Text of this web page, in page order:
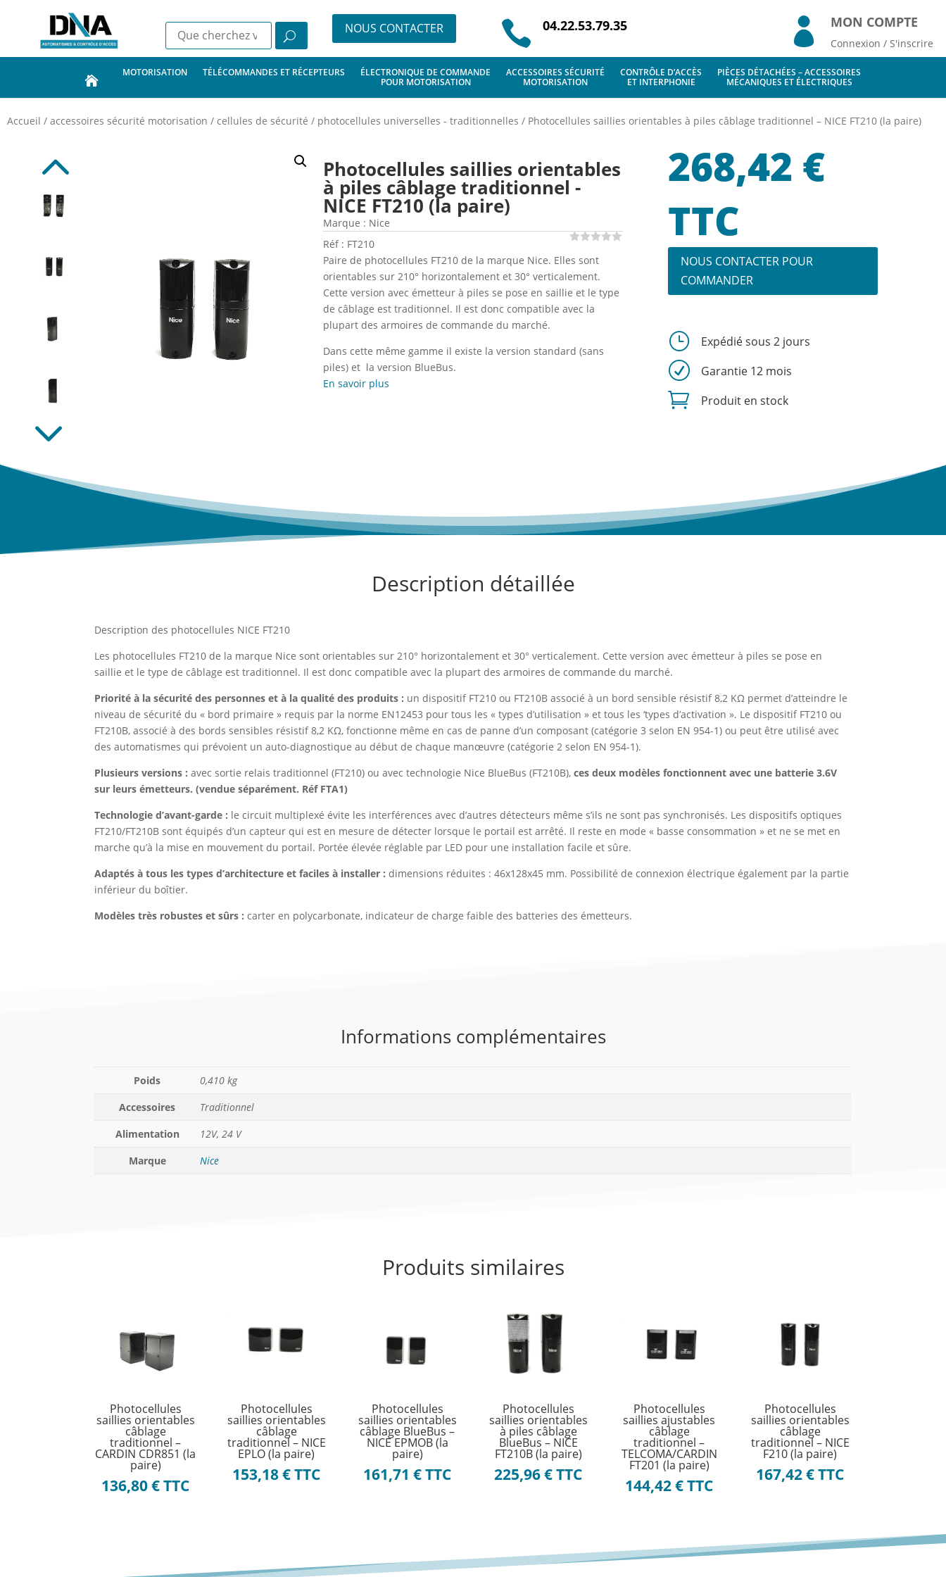
NOUS CONTACTER  04.22.53.79.35  MON COMPTE
Connexion / S'inscrire
MOTORISATION TÉLÉCOMMANDES ET RÉCEPTEURS
ÉLECTRONIQUE DE COMMANDE
POUR MOTORISATION
ACCESSOIRES SÉCURITÉ
MOTORISATION
CONTRÔLE D’ACCÈS
ET INTERPHONIE
PIÈCES DÉTACHÉES – ACCESSOIRES
MÉCANIQUES ET ÉLECTRIQUES
Accueil / accessoires sécurité motorisation / cellules de sécurité / photocellules universelles - traditionnelles / Photocellules saillies orientables à piles câblage traditionnel – NICE FT210 (la paire)
Photocellules saillies orientables
à piles câblage traditionnel -
NICE FT210 (la paire)
Marque : Nice
Réf : FT210
Paire de photocellules FT210 de la marque Nice. Elles sont
orientables sur 210° horizontalement et 30° verticalement.
Cette version avec émetteur à piles se pose en saillie et le type
de câblage est traditionnel. Il est donc compatible avec la
plupart des armoires de commande du marché.
Dans cette même gamme il existe la version standard (sans
piles) et la version BlueBus.
En savoir plus
268,42 €
TTC
NOUS CONTACTER POUR
COMMANDER
} Expédié sous 2 jours
R Garantie 12 mois
 Produit en stock
Description détaillée
Description des photocellules NICE FT210
Les photocellules FT210 de la marque Nice sont orientables sur 210° horizontalement et 30° verticalement. Cette version avec émetteur à piles se pose en
saillie et le type de câblage est traditionnel. Il est donc compatible avec la plupart des armoires de commande du marché.
Priorité à la sécurité des personnes et à la qualité des produits : un dispositif FT210 ou FT210B associé à un bord sensible résistif 8,2 KΩ permet d’atteindre le
niveau de sécurité du « bord primaire » requis par la norme EN12453 pour tous les « types d’utilisation » et tous les ‘types d’activation ». Le dispositif FT210 ou
FT210B, associé à des bords sensibles résistif 8,2 KΩ, fonctionne même en cas de panne d’un composant (catégorie 3 selon EN 954-1) ou peut être utilisé avec
des automatismes qui prévoient un auto-diagnostique au début de chaque manœuvre (catégorie 2 selon EN 954-1).
Plusieurs versions : avec sortie relais traditionnel (FT210) ou avec technologie Nice BlueBus (FT210B),ces deux modèles fonctionnent avec une batterie 3.6V
sur leurs émetteurs. (vendue séparément. Réf FTA1)
Technologie d’avant-garde : le circuit multiplexé évite les interférences avec d’autres détecteurs même s’ils ne sont pas synchronisés. Les dispositifs optiques
FT210/FT210B sont équipés d’un capteur qui est en mesure de détecter lorsque le portail est arrêté. Il reste en mode « basse consommation » et ne se met en
marche qu’à la mise en mouvement du portail. Portée élevée réglable par LED pour une installation facile et sûre.
Adaptés à tous les types d’architecture et faciles à installer : dimensions réduites : 46x128x45 mm. Possibilité de connexion électrique également par la partie
inférieur du boîtier.
Modèles très robustes et sûrs : carter en polycarbonate, indicateur de charge faible des batteries des émetteurs.
Informations complémentaires
Poids
0,410 kg
Accessoires
Traditionnel
Alimentation
12V, 24 V
Marque
Nice
Produits similaires
Photocellules
saillies orientables
câblage
traditionnel –
CARDIN CDR851 (la
paire)
136,80€TTC
Photocellules
saillies orientables
câblage
traditionnel – NICE
EPLO (la paire)
153,18€TTC
Photocellules
saillies orientables
câblage BlueBus –
NICE EPMOB (la
paire)
161,71€TTC
Photocellules
saillies orientables
à piles câblage
BlueBus – NICE
FT210B (la paire)
225,96€TTC
Photocellules
saillies ajustables
câblage
traditionnel –
TELCOMA/CARDIN
FT201 (la paire)
144,42€TTC
Photocellules
saillies orientables
câblage
traditionnel – NICE
F210 (la paire)
167,42€TTC